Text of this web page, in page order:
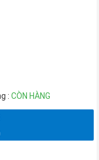
: CÒN HÀNG